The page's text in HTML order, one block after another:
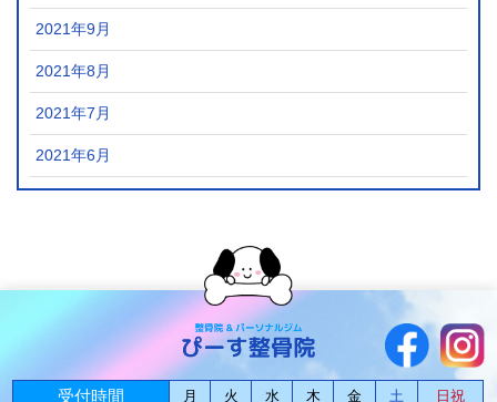
2021年9月
2021年8月
2021年7月
2021年6月
受付時間 月 火 水 木 金 土 日祝